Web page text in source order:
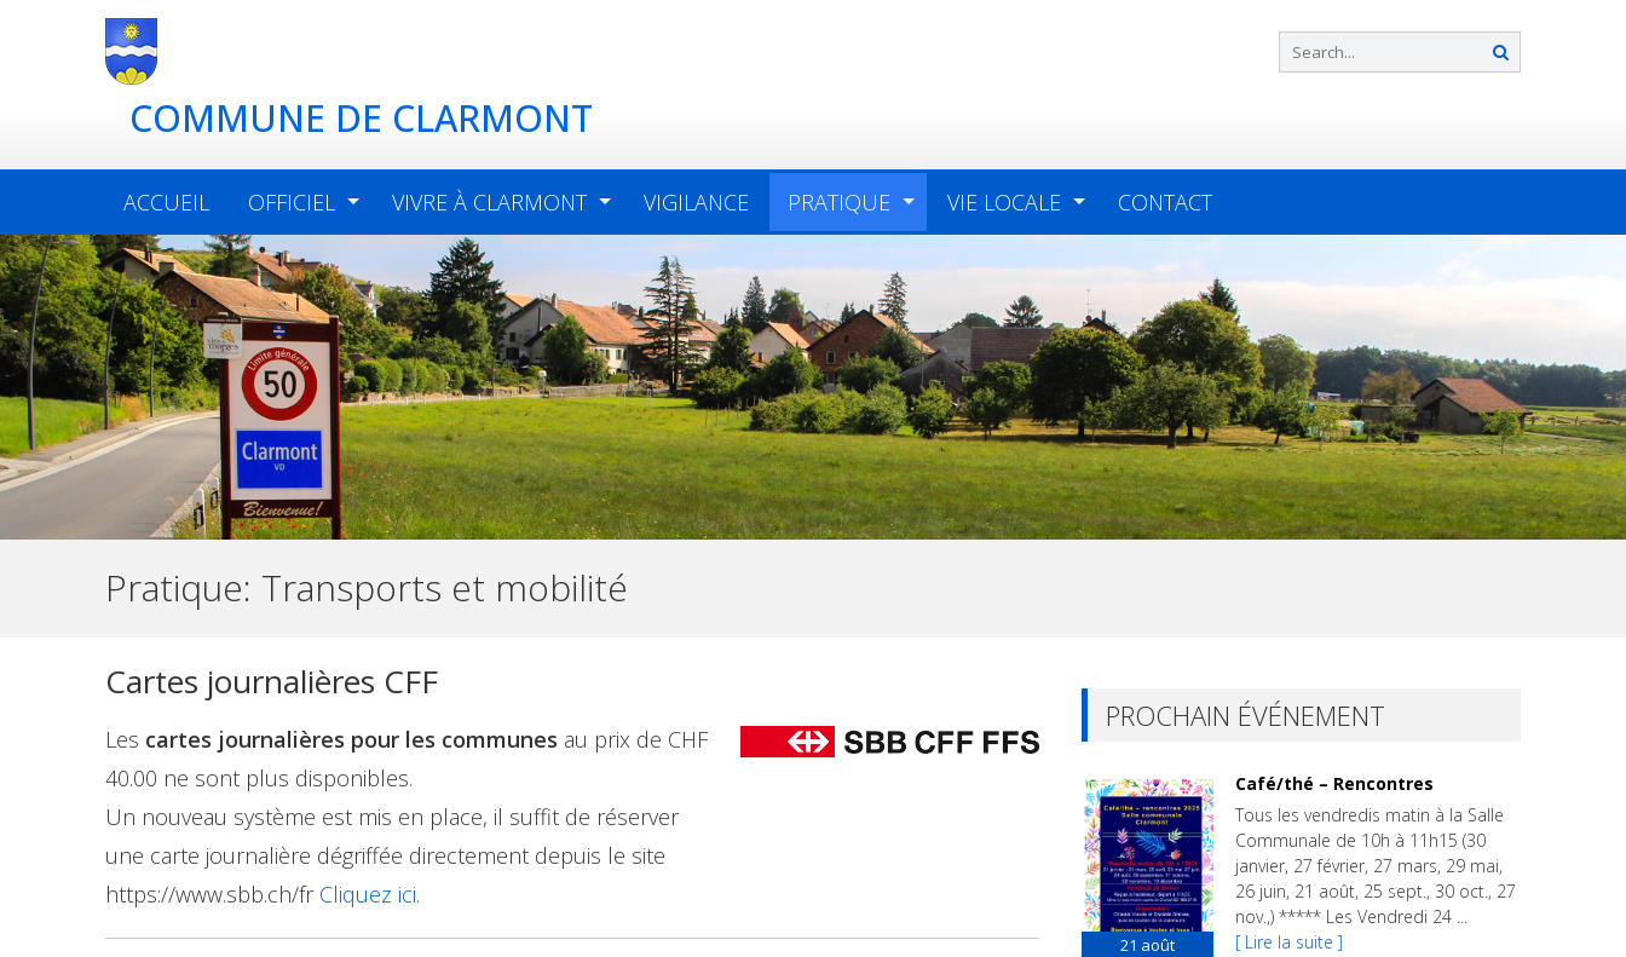
COMMUNE DE CLARMONT
ACCUEIL OFFICIEL VIVRE À CLARMONT VIGILANCE PRATIQUE VIE LOCALE CONTACT
Pratique: Transports et mobilité
Cartes journalières CFF
Les cartes journalières pour les communes au prix de CHF
40.00 ne sont plus disponibles.
Un nouveau système est mis en place, il suffit de réserver
une carte journalière dégriffée directement depuis le site
https://www.sbb.ch/fr Cliquez ici.
PROCHAIN ÉVÉNEMENT
21 août
Café/thé – Rencontres
Tous les vendredis matin à la Salle
Communale de 10h à 11h15 (30
janvier, 27 février, 27 mars, 29 mai,
26 juin, 21 août, 25 sept., 30 oct., 27
nov.,) ***** Les Vendredi 24 ...
[ Lire la suite ]